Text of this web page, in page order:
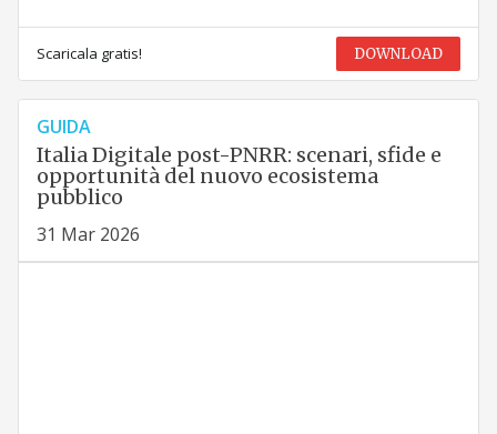
Scaricala gratis! DOWNLOAD
GUIDA
Italia Digitale post-PNRR: scenari, sfide e
opportunità del nuovo ecosistema
pubblico
31 Mar 2026